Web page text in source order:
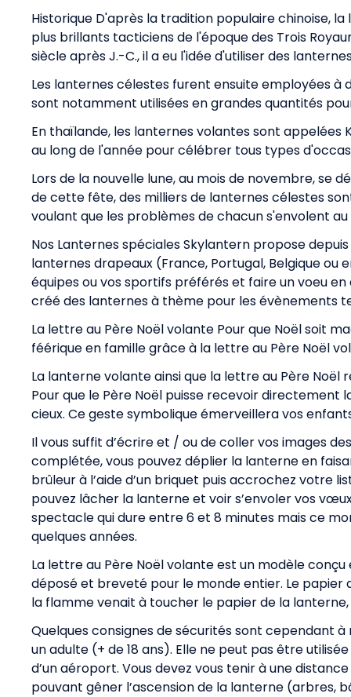
Historique D'après la tradition populaire chinoise,
plus brillants tacticiens de l'époque des Trois
siècle après J.-C., il a eu l'idée d'utiliser des
Les lanternes célestes furent ensuite employées à
sont notamment utilisées en grandes quantités
En thaïlande, les lanternes volantes sont appelées
au long de l'année pour célébrer tous types
Lors de la nouvelle lune, au mois de novembre, se
de cette fête, des milliers de lanternes célestes
voulant que les problèmes de chacun s'envolent
Nos Lanternes spéciales Skylantern propose
lanternes drapeaux (France, Portugal, Belgique
équipes ou vos sportifs préférés et faire un voeu
créé des lanternes à thème pour les évènements
La lettre au Père Noël volante Pour que Noël soit
féérique en famille grâce à la lettre au Père Noël
La lanterne volante ainsi que la lettre au Père Noël
Pour que le Père Noël puisse recevoir directement
cieux. Ce geste symbolique émerveillera vos
Il vous suffit d’écrire et / ou de coller vos images
complétée, vous pouvez déplier la lanterne en
brûleur à l’aide d’un briquet puis accrochez votre
pouvez lâcher la lanterne et voir s’envoler vos
spectacle qui dure entre 6 et 8 minutes mais ce
quelques années.
La lettre au Père Noël volante est un modèle
déposé et breveté pour le monde entier. Le papier
la flamme venait à toucher le papier de la
Quelques consignes de sécurités sont cependant
un adulte (+ de 18 ans). Elle ne peut pas être
d’un aéroport. Vous devez vous tenir à une
pouvant gêner l’ascension de la lanterne (arbres,